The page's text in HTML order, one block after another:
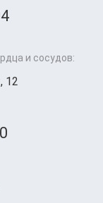
и сосудов:
12